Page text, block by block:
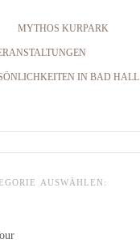
MYTHOS KURPARK
IN BAD HALL
AUSWÄHLEN: